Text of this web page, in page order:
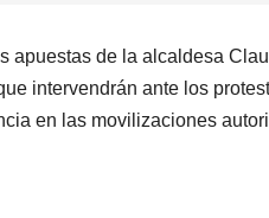
apuestas de la alcaldesa
intervendrán ante los
en las movilizaciones